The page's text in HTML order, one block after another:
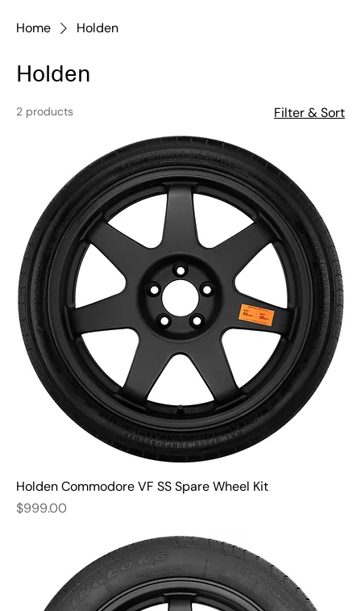
Home Holden
Holden
2 products Filter & Sort
Holden Commodore VF SS Spare Wheel Kit
Price
$999.00